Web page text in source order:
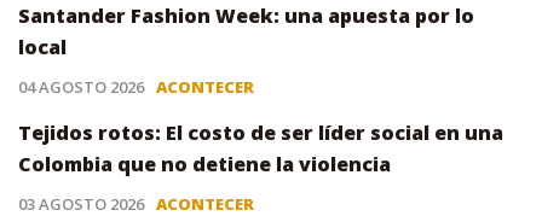
Santander Fashion Week: una apuesta por lo
local
04 AGOSTO 2026 ACONTECER
Tejidos rotos: El costo de ser líder social en una
Colombia que no detiene la violencia
03 AGOSTO 2026 ACONTECER